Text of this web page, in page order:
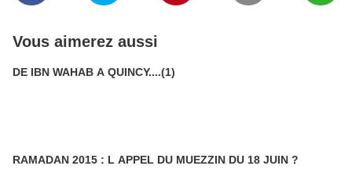
Vous aimerez aussi
DE IBN WAHAB A QUINCY....(1)
RAMADAN 2015 : L APPEL DU MUEZZIN DU 18 JUIN ?